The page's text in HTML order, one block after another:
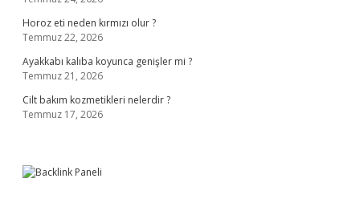
Horoz eti neden kırmızı olur ?
Temmuz 22, 2026
Ayakkabı kalıba koyunca genişler mi ?
Temmuz 21, 2026
Cilt bakım kozmetikleri nelerdir ?
Temmuz 17, 2026